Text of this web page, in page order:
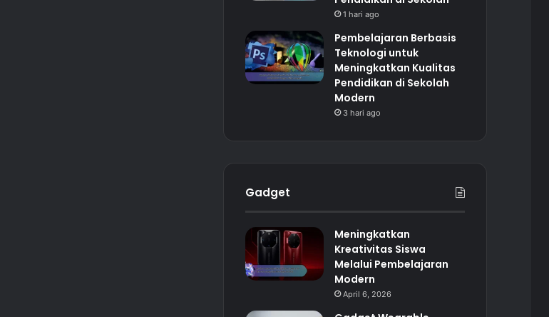
1 hari ago
Pembelajaran Berbasis
Teknologi untuk
Meningkatkan Kualitas
Pendidikan di Sekolah
Modern
3 hari ago
Gadget
Meningkatkan
Kreativitas Siswa
Melalui Pembelajaran
Modern
April 6, 2026